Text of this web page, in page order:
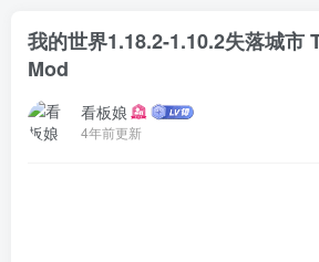
我的世界1.18.2-1.10.2失落城
Mod
看板娘
4年前更新